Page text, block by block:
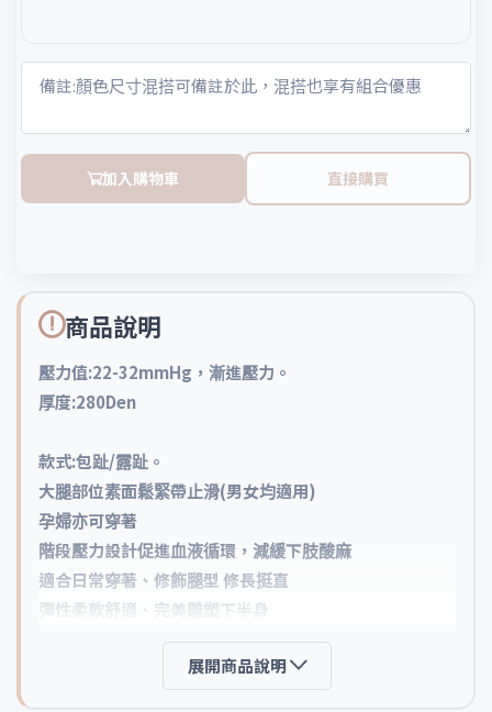
加入購物車 直接購買
商品說明
壓力值:22-32mmHg，漸進壓力。
厚度:280Den
款式:包趾/露趾。
大腿部位素面鬆緊帶止滑(男女均適用)
孕婦亦可穿著
階段壓力設計促進血液循環，減緩下肢酸麻
適合日常穿著、修飾腿型 修長挺直
彈性柔軟舒適、完美雕塑下半身
展開商品說明